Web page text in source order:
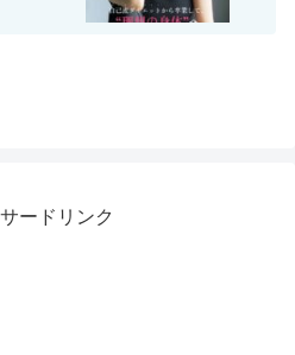
ードリンク